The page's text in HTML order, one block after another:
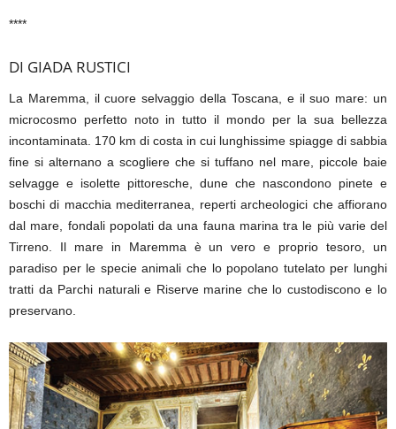
****
DI GIADA RUSTICI
La Maremma, il cuore selvaggio della Toscana, e il suo mare: un
microcosmo perfetto noto in tutto il mondo per la sua bellezza
incontaminata. 170 km di costa in cui lunghissime spiagge di sabbia
fine si alternano a scogliere che si tuffano nel mare, piccole baie
selvagge e isolette pittoresche, dune che nascondono pinete e
boschi di macchia mediterranea, reperti archeologici che affiorano
dal mare, fondali popolati da una fauna marina tra le più varie del
Tirreno. Il mare in Maremma è un vero e proprio tesoro, un
paradiso per le specie animali che lo popolano tutelato per lunghi
tratti da Parchi naturali e Riserve marine che lo custodiscono e lo
preservano.